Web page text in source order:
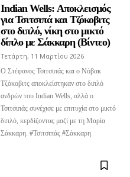
Indian Wells: Αποκλεισμός
για Τσιτσιπά και Τζόκοβιτς
στο διπλό, νίκη στο μικτό
δίπλο με Σάκκαρη (Βίντεο)
Τετάρτη, 11 Μαρτίου 2026
Ο Στέφανος Τσιτσιπάς και ο Νόβακ
Τζόκοβιτς αποκλείστηκαν στο διπλό
ανδρών του Indian Wells, αλλά ο
Τσιτσιπάς συνέχισε με επιτυχία στο μικτό
διπλό, κερδίζοντας μαζί με τη Μαρία
Σάκκαρη. #Τσιτσιπάς #Σάκκαρη